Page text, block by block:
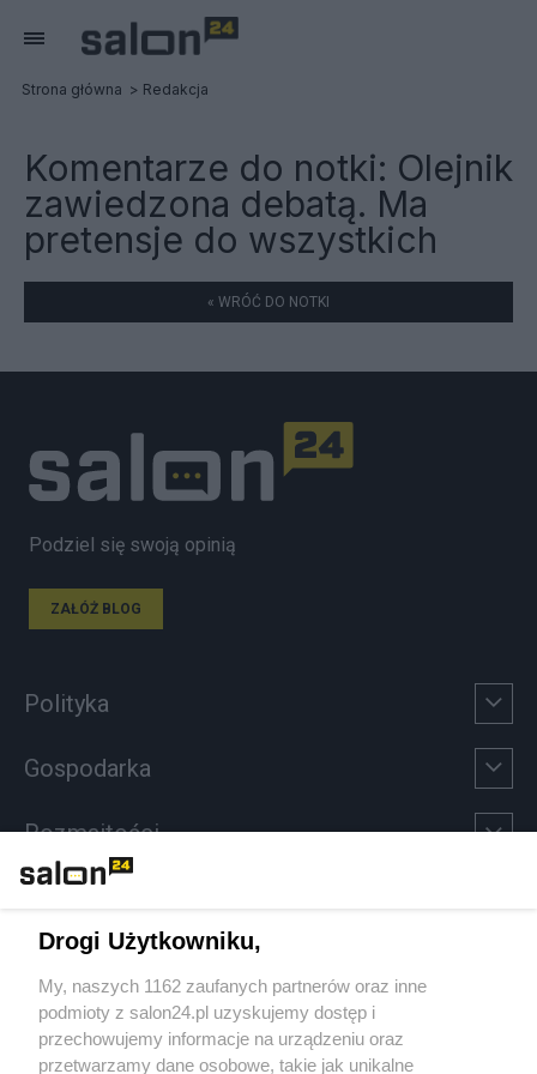
Strona główna Redakcja
Komentarze do notki: Olejnik
zawiedzona debatą. Ma
pretensje do wszystkich
« WRÓĆ DO NOTKI
Podziel się swoją opinią
ZAŁÓŻ BLOG
Polityka
Gospodarka
Rozmaitości
Sport
Społeczeństwo
Drogi Użytkowniku,
My, naszych 1162 zaufanych partnerów oraz inne
podmioty z salon24.pl uzyskujemy dostęp i
przechowujemy informacje na urządzeniu oraz
przetwarzamy dane osobowe, takie jak unikalne